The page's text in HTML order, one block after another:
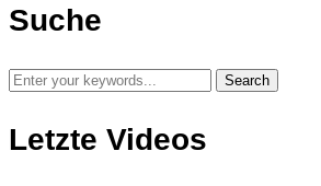
Suche
Letzte Videos